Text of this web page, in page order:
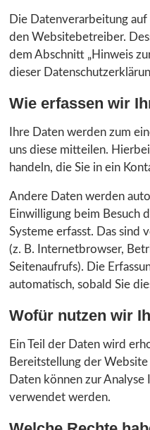
Die Datenverarbeitung
den Websitebetreiber.
dem Abschnitt „Hinweis
dieser
Wie erfassen wir
Ihre Daten werden zum
uns diese mitteilen.
handeln, die Sie in ein
Andere Daten werden
Einwilligung beim Besuch
Systeme erfasst. Das sind
(z. B. Internetbrowser,
Seitenaufrufs). Die
automatisch, sobald Sie
Wofür nutzen wir
Ein Teil der Daten wird
Bereitstellung der
Daten können zur
verwendet werden.